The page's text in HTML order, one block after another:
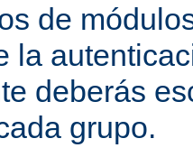
de
la
deberás
grupo.